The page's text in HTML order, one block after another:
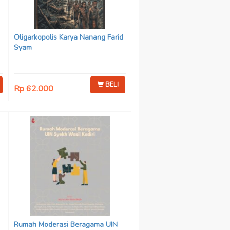
Oligarkopolis Karya Nanang Farid
Syam
Rp 62.000 BELI
Rumah Moderasi Beragama UIN